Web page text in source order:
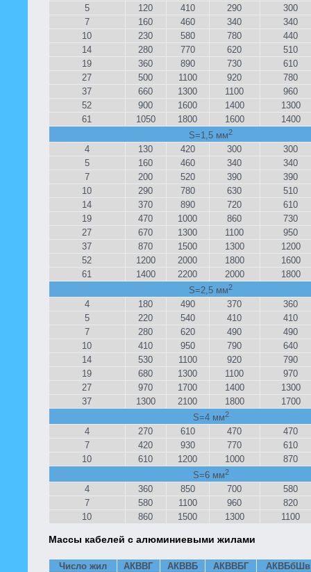
5
120 410 290
300
7
160 460 340
340
10
230 580 780
440
14
280 770 620
510
19
360 890 730
610
27
500 1100 920
780
37
660 1300 1100
960
52
900 1600 1400
1300
61
1050 1800 1600
1400
S=1,5 мм2
4 130 420 300
300
5
160 460 340
340
7
200 520 390
390
10
290 780 630
510
14
370 890 720
610
19
470 1000 860
730
27
670 1300 1100
950
37
870 1500 1300
1200
52
1200 2000 1800
1600
61
1400 2200 2000
1800
S=2,5 мм2
4 180 490 370
360
5
220 540 410
410
7
280 620 490
490
10
410 950 790
640
14
530 1100 920
790
19
680 1300 1100
970
27
970 1700 1400
1300
37
1300 2100 1800
1700
S=4 мм2
4 270 610 470
470
7
420 930 770
610
10
610 1200 1000
870
S=6 мм2
4 360 850 700
580
7
580 1100 960
820
10
860 1500 1300 1100
Массы кабелей с алюминиевыми жилами
Число жил АКВВГ АКВВБ АКВВБГ
АКВБбШв